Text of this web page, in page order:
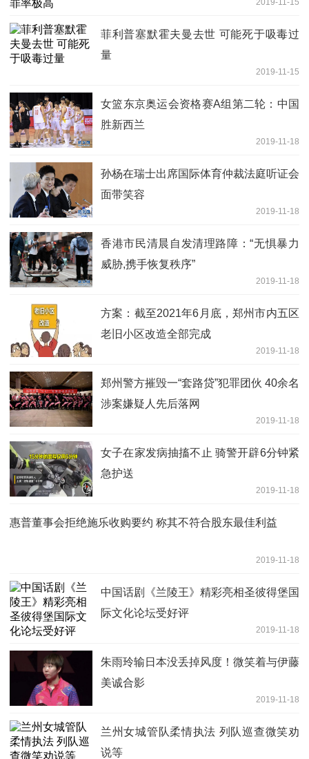
菲利普塞默霍夫曼去世 可能死于吸毒过
量
2019-11-15
女篮东京奥运会资格赛A组第二轮：中国
胜新西兰
2019-11-18
孙杨在瑞士出席国际体育仲裁法庭听证会
面带笑容
2019-11-18
香港市民清晨自发清理路障：“无惧暴力
威胁,携手恢复秩序”
2019-11-18
方案：截至2021年6月底，郑州市内五区
老旧小区改造全部完成
2019-11-18
郑州警方摧毁一“套路贷”犯罪团伙 40余名
涉案嫌疑人先后落网
2019-11-18
女子在家发病抽搐不止 骑警开辟6分钟紧
急护送
2019-11-18
惠普董事会拒绝施乐收购要约 称其不符合股东最佳利益
2019-11-18
中国话剧《兰陵王》精彩亮相圣彼得堡国
际文化论坛受好评
2019-11-18
朱雨玲输日本没丢掉风度！微笑着与伊藤
美诚合影
2019-11-18
兰州女城管队柔情执法 列队巡查微笑劝
说等